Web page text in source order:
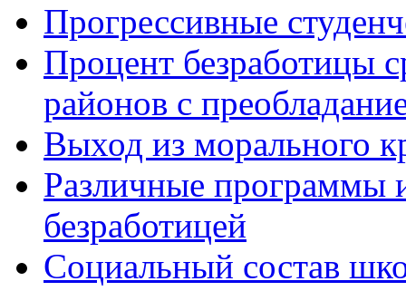
Прогрессивные
Процент безработицы
районов с
Выход из морального
Различные программы
безработицей
Социальный состав